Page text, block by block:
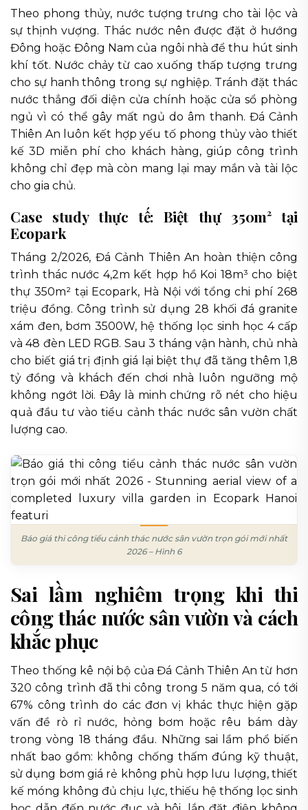
Theo phong thủy, nước tượng trưng cho tài lộc và
sự thịnh vượng. Thác nước nên được đặt ở hướng
Đông hoặc Đông Nam của ngôi nhà để thu hút sinh
khí tốt. Nước chảy từ cao xuống thấp tượng trưng
cho sự hanh thông trong sự nghiệp. Tránh đặt thác
nước thẳng đối diện cửa chính hoặc cửa sổ phòng
ngủ vì có thể gây mất ngủ do âm thanh. Đá Cảnh
Thiên An luôn kết hợp yếu tố phong thủy vào thiết
kế 3D miễn phí cho khách hàng, giúp công trình
không chỉ đẹp mà còn mang lại may mắn và tài lộc
cho gia chủ.
Case study thực tế: Biệt thự 350m² tại
Ecopark
Tháng 2/2026, Đá Cảnh Thiên An hoàn thiện công
trình thác nước 4,2m kết hợp hồ Koi 18m³ cho biệt
thự 350m² tại Ecopark, Hà Nội với tổng chi phí 268
triệu đồng. Công trình sử dụng 28 khối đá granite
xám đen, bơm 3500W, hệ thống lọc sinh học 4 cấp
và 48 đèn LED RGB. Sau 3 tháng vận hành, chủ nhà
cho biết giá trị định giá lại biệt thự đã tăng thêm 1,8
tỷ đồng và khách đến chơi nhà luôn ngưỡng mộ
không ngớt lời. Đây là minh chứng rõ nét cho hiệu
quả đầu tư vào tiểu cảnh thác nước sân vườn chất
lượng cao.
Báo giá thi công tiểu cảnh thác nước sân vườn trọn gói mới nhất
2026 – Hình 6
Sai lầm nghiêm trọng khi thi
công thác nước sân vườn và cách
khắc phục
Theo thống kê nội bộ của Đá Cảnh Thiên An từ hơn
320 công trình đã thi công trong 5 năm qua, có tới
67% công trình do các đơn vị khác thực hiện gặp
vấn đề rò rỉ nước, hỏng bơm hoặc rêu bám dày
trong vòng 18 tháng đầu. Những sai lầm phổ biến
nhất bao gồm: không chống thấm đúng kỹ thuật,
sử dụng bơm giá rẻ không phù hợp lưu lượng, thiết
kế móng không đủ chịu lực, thiếu hệ thống lọc sinh